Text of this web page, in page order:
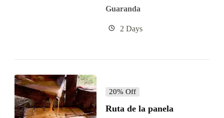
Guaranda
2 Days
20% Off
Ruta de la panela